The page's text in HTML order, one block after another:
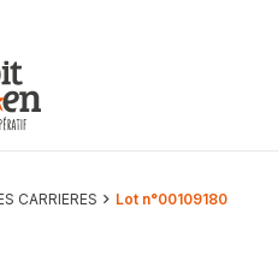
CARRIERES Lot n°00109180